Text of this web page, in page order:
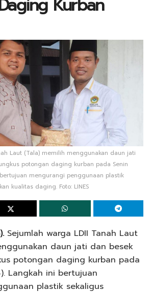
Kurban
Laut (Tala) memilih menggunakan daun jati
potongan daging kurban pada Senin
mengurangi penggunaan plastik
kualitas daging. Foto: LINES
Sejumlah warga LDII Tanah Laut
daun jati dan besek
potongan daging kurban pada
Langkah ini bertujuan
plastik sekaligus